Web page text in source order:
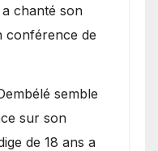
a chanté son
conférence de
semble
sur son
de 18 ans a